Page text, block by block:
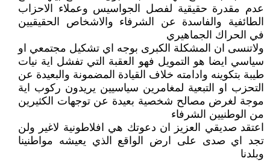
عدم مقدرة حقيقية لفصل الجواسيس وعملاء الاحزاب
الطائفية والفاسدة عن الشرفاء والاشخاص الحقيقيين
في الحراك الجماهيري
ولاتنسى ان المشكلة الكبرى بوجه اي تشكيل مجتمعي او
سياسي ايضا هو التمويل فهو العقبة التي تفشل اية نيات
طيبة بتكوينه وادامته خلاف القيادة المضمونة والبعيدة عن
التحزب او التبعية لمغامرين سياسيين يريدون ركوب اية
موجة لغرض مصالح شخصية بعيدة عن توجهات الكثيرين
من الوطنيين الشرفاء
اعتقد صديقي العزيز ان دعوتك هي افلاطونية لاغير ولن
تجد اي صدى على ارض الواقع الذي يعيشه مواطنينا
وبلدنا